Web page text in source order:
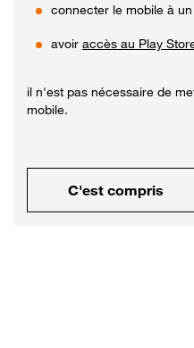
connecter le mobile à
avoir accès au Play
il n'est pas nécessaire de
mobile.
C'est compris